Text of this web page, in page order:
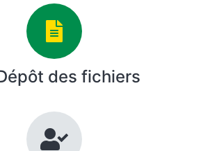
des fichiers